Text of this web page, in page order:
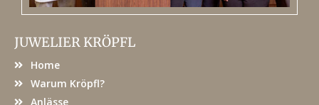
JUWELIER KRÖPFL
Home
Warum Kröpfl?
Anlässe